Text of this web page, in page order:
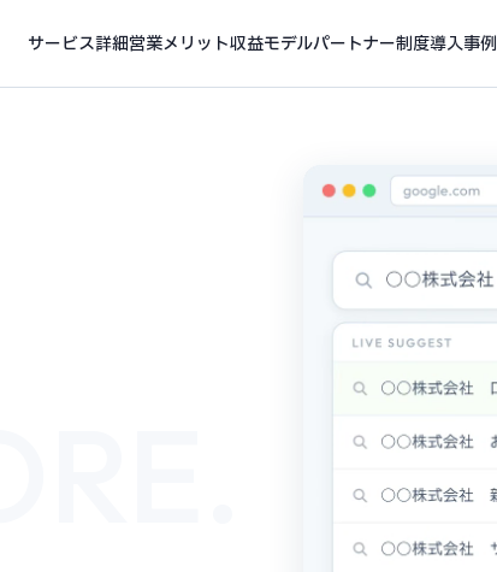
サービス詳細営業メリット収益モデルパートナー制度導入事例